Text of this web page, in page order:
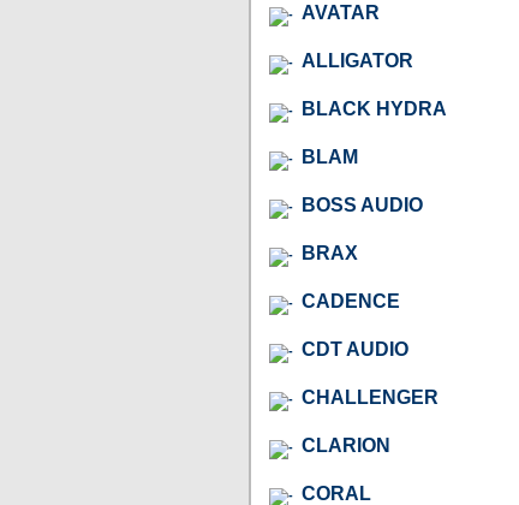
AVATAR
ALLIGATOR
BLACK HYDRA
BLAM
BOSS AUDIO
BRAX
CADENCE
CDT AUDIO
CHALLENGER
CLARION
CORAL